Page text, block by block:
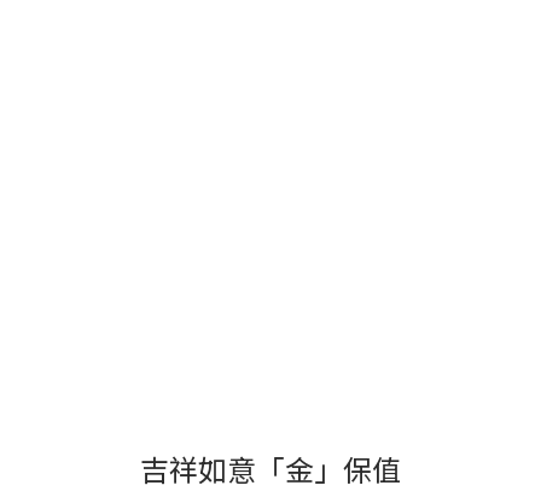
吉祥如意「金」保值